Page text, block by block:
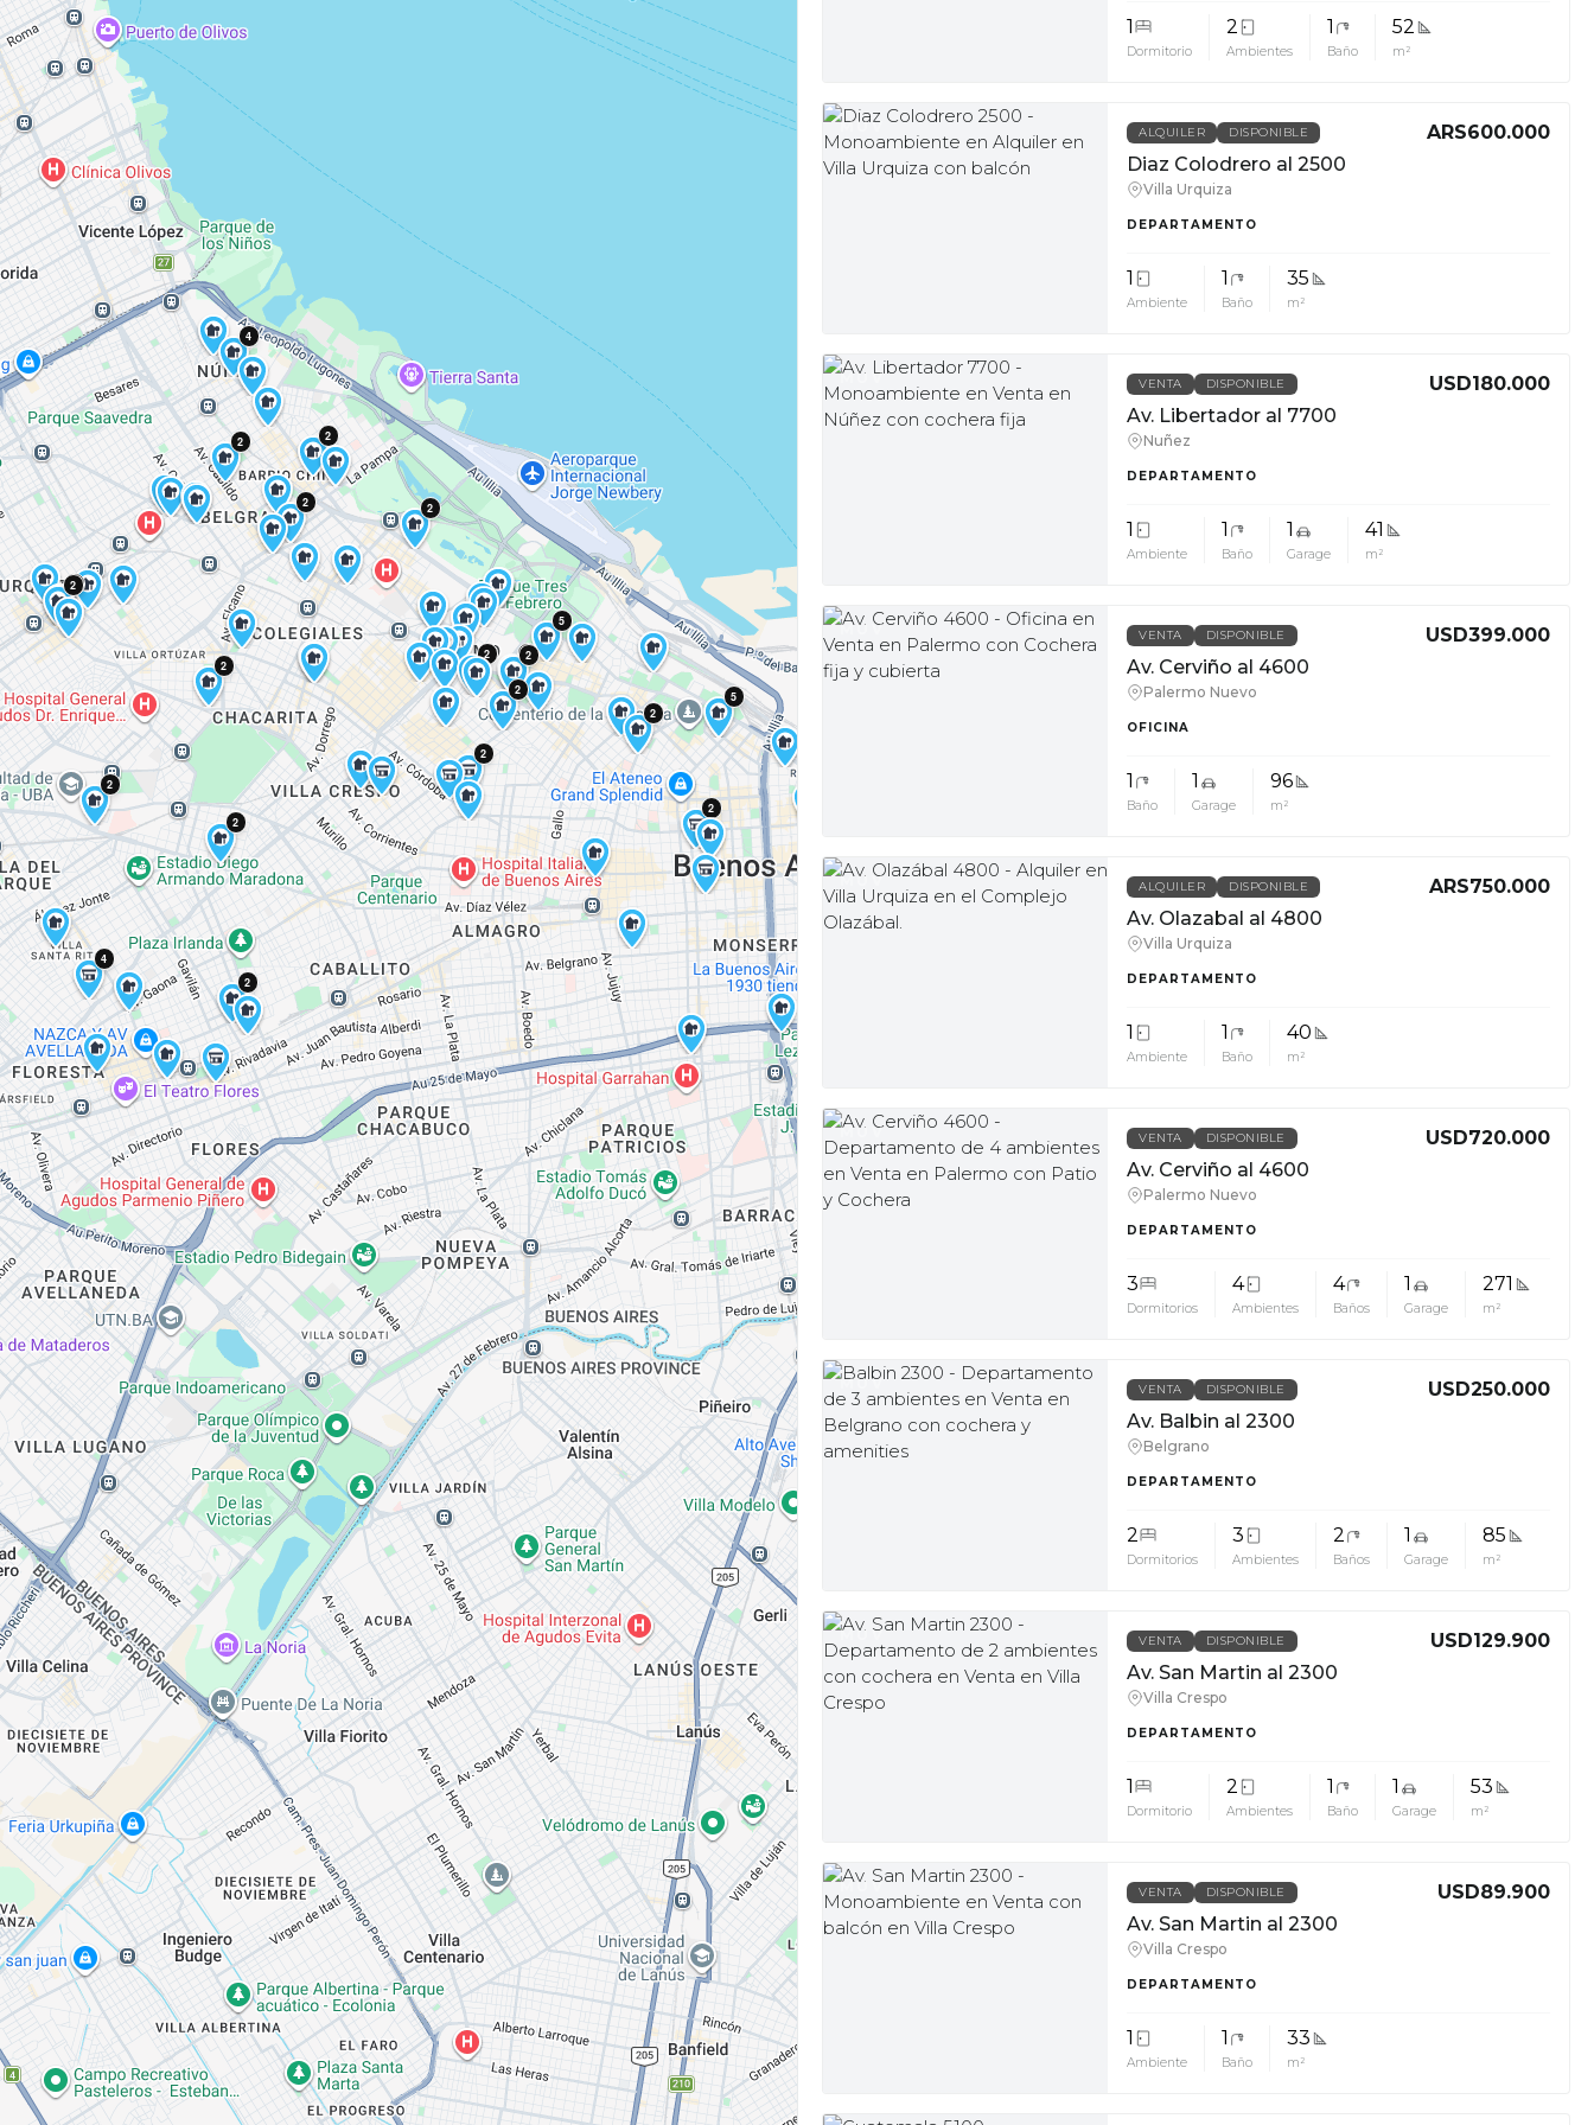
2
5
2
2
2
2
2
5
2
2
4
2
2
5
2
2
4
4
2
2
2
1
Dormitorio
2
Ambientes
1
Baño
52
m²
MUV ALQUILER DISPONIBLE
ARS600.000
Diaz Colodrero al 2500
Villa Urquiza
DEPARTAMENTO
1
Ambiente
1
Baño
35
m²
MUV VENTA DISPONIBLE
USD180.000
Av. Libertador al 7700
Nuñez
DEPARTAMENTO
1
Ambiente
1
Baño
1
Garage
41
m²
MUV VENTA DISPONIBLE
USD399.000
Av. Cerviño al 4600
Palermo Nuevo
OFICINA
1
Baño
1
Garage
96
m²
MUV ALQUILER DISPONIBLE
ARS750.000
Av. Olazabal al 4800
Villa Urquiza
DEPARTAMENTO
1
Ambiente
1
Baño
40
m²
MUV VENTA DISPONIBLE
USD720.000
Av. Cerviño al 4600
Palermo Nuevo
DEPARTAMENTO
3
Dormitorios
4
Ambientes
4
Baños
1
Garage
271
m²
MUV VENTA DISPONIBLE
USD250.000
Av. Balbin al 2300
Belgrano
DEPARTAMENTO
2
Dormitorios
3
Ambientes
2
Baños
1
Garage
85
m²
MUV VENTA DISPONIBLE
USD129.900
Av. San Martin al 2300
Villa Crespo
DEPARTAMENTO
1
Dormitorio
2
Ambientes
1
Baño
1
Garage
53
m²
MUV VENTA DISPONIBLE
USD89.900
Av. San Martin al 2300
Villa Crespo
DEPARTAMENTO
1
Ambiente
1
Baño
33
m²